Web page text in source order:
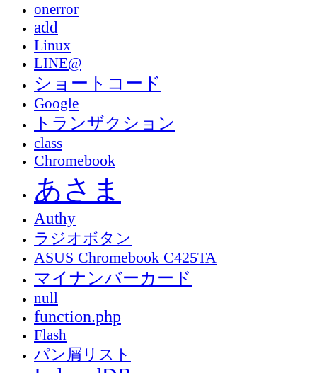
onerror
add
Linux
LINE@
ショートコード
Google
トランザクション
class
Chromebook
あさま
Authy
ラジオボタン
ASUS Chromebook C425TA
マイナンバーカード
null
function.php
Flash
パン屑リスト